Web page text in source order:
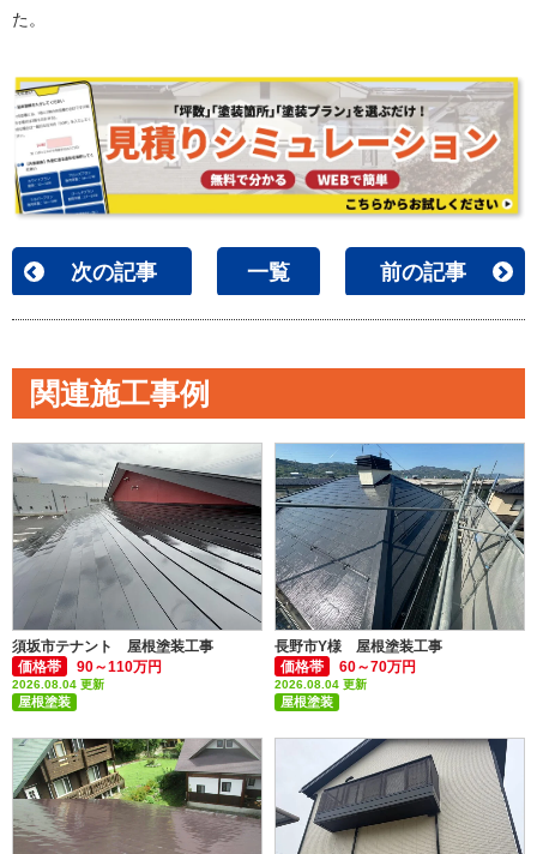
た。
次の記事 一覧 前の記事
関連施工事例
須坂市テナント 屋根塗装工事
価格帯
90～110万円
2026.08.04 更新
屋根塗装
長野市Y様 屋根塗装工事
価格帯
60～70万円
2026.08.04 更新
屋根塗装